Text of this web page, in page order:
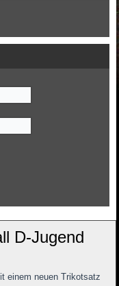
D-Jugend
einem neuen Trikotsatz